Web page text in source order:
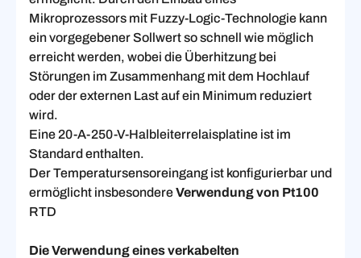
Mikroprozessors mit Fuzzy-Logic-Technologie kann
ein vorgegebener Sollwert so schnell wie möglich
erreicht werden, wobei die Überhitzung bei
Störungen im Zusammenhang mit dem Hochlauf
oder der externen Last auf ein Minimum reduziert
wird.
Eine 20-A-250-V-Halbleiterrelaisplatine ist im
Standard enthalten.
Der Temperatursensoreingang ist konfigurierbar und
ermöglicht insbesondereVerwendung von Pt100
RTD
Die Verwendung eines verkabelten